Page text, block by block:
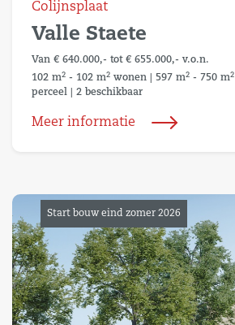
Colijnsplaat
Valle Staete
Van € 640.000,- tot € 655.000,- v.o.n.
102 m2 - 102 m2 wonen 597 m2 - 750 m2
perceel 2 beschikbaar
Meer informatie
Start bouw eind zomer 2026